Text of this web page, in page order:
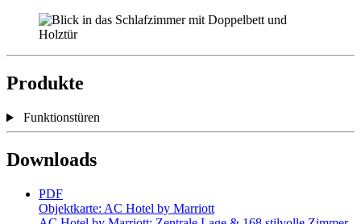
Produkte
Funktionstüren
Downloads
PDF
Objektkarte: AC Hotel by Marriott